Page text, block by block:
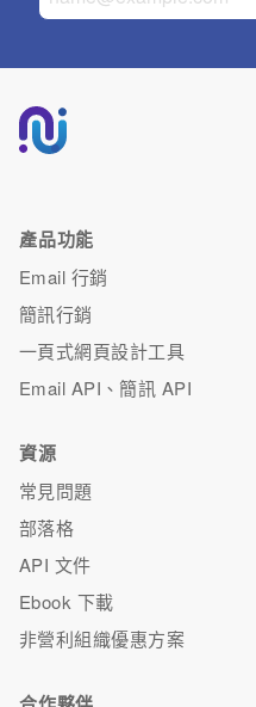
產品功能
Email 行銷
簡訊行銷
一頁式網頁設計工具
Email API、簡訊 API
資源
常見問題
部落格
API 文件
Ebook 下載
非營利組織優惠方案